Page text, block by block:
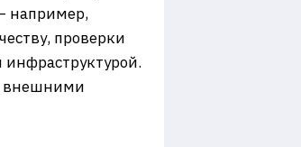
например,
проверки
внешними